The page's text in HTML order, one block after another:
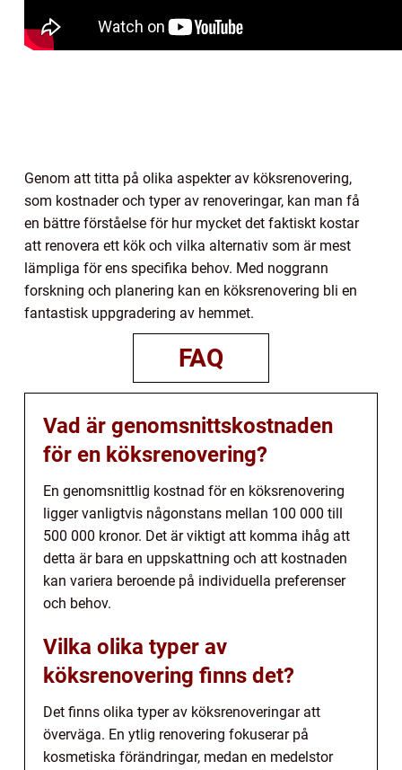
Genom att titta på olika aspekter av köksrenovering,
som kostnader och typer av renoveringar, kan man få
en bättre förståelse för hur mycket det faktiskt kostar
att renovera ett kök och vilka alternativ som är mest
lämpliga för ens specifika behov. Med noggrann
forskning och planering kan en köksrenovering bli en
fantastisk uppgradering av hemmet.
FAQ
Vad är genomsnittskostnaden
för en köksrenovering?
En genomsnittlig kostnad för en köksrenovering
ligger vanligtvis någonstans mellan 100 000 till
500 000 kronor. Det är viktigt att komma ihåg att
detta är bara en uppskattning och att kostnaden
kan variera beroende på individuella preferenser
och behov.
Vilka olika typer av
köksrenovering finns det?
Det finns olika typer av köksrenoveringar att
överväga. En ytlig renovering fokuserar på
kosmetiska förändringar, medan en medelstor